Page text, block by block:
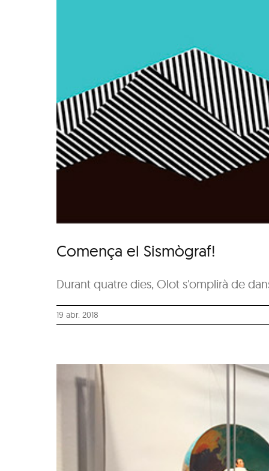
Comença el Sismògraf!
Durant quatre dies, Olot s'omplirà de
19 abr. 2018